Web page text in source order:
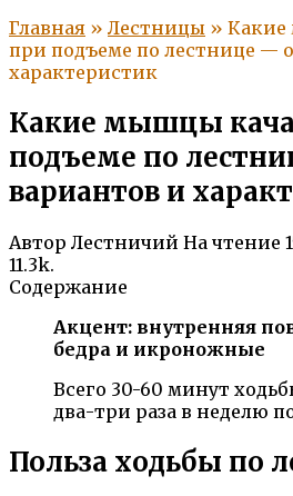
Главная » Лестницы »
при подъеме по лестнице —
характеристик
Какие мышцы
подъеме по
вариантов и
Автор Лестничий На чтение
11.3k.
Содержание
Акцент: внутренняя
бедра и икроножные
Всего 30-60 минут
два-три раза в неделю
Польза ходьбы по